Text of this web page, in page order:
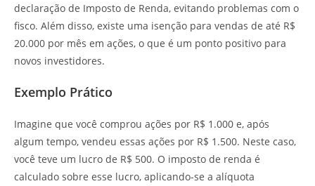
declaração de Imposto de Renda, evitando problemas com o
fisco. Além disso, existe uma isenção para vendas de até R$
20.000 por mês em ações, o que é um ponto positivo para
novos investidores.
Exemplo Prático
Imagine que você comprou ações por R$ 1.000 e, após
algum tempo, vendeu essas ações por R$ 1.500. Neste caso,
você teve um lucro de R$ 500. O imposto de renda é
calculado sobre esse lucro, aplicando-se a alíquota